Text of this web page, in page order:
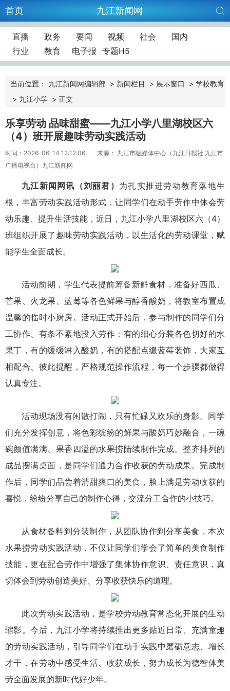
首页 九江新闻网
直播 政务 要闻 视频 社会
国内
行业
教育 电子报 专题H5
当前位置： 九江新闻网编辑部 > 新闻栏目 > 展示窗口 > 学校教育
> 九江小学 > 正文
乐享劳动 品味甜蜜——九江小学八里湖校区六
（4）班开展趣味劳动实践活动
时间：2026-06-14 12:12:06
来源： 九江市融媒体中心（九江日报社 九江市
广播电视台）九江新闻网
九江新闻网讯（刘丽君） 为扎实推进劳动教育落地生
根，丰富劳动实践活动形式，让同学们在动手劳作中体会劳
动乐趣、提升生活技能，近日，九江小学八里湖校区六（4）
班组织开展了趣味劳动实践活动，以生活化的劳动课堂，赋
能学生全面成长。
活动前期，学生代表提前筹备新鲜食材，准备好西瓜、
芒果、火龙果、蓝莓等各色鲜果与醇香酸奶，将教室布置成
温馨的临时小厨房。活动正式开始后，参与制作的同学们分
工协作、有条不紊地投入劳作：有的细心分装各色切好的水
果丁，有的缓缓淋入酸奶，有的搭配点缀蓝莓装饰，大家互
相配合、彼此提醒，严格规范操作流程，每一个步骤都做得
认真专注。
活动现场没有闲散打闹，只有忙碌又欢乐的身影。同学
们充分发挥创意，将色彩缤纷的鲜果与酸奶巧妙融合，一碗
碗颜值满满、果香四溢的水果捞陆续制作完成。整齐排列的
成品摆满桌面，是同学们通力合作收获的劳动成果。完成制
作后，同学们品尝着清甜爽口的美食，脸上满是劳动收获的
喜悦，纷纷分享自己的制作心得，交流分工合作的小技巧。
从食材备料到分装制作，从团队协作到分享美食，本次
水果捞劳动实践活动，不仅让同学们学会了简单的美食制作
技能，更在配合劳作中增强了集体协作意识、责任意识，真
切体会到劳动创造美好、分享收获快乐的道理。
此次劳动实践活动，是学校劳动教育常态化开展的生动
缩影。今后，九江小学将持续推出更多贴近日常、充满童趣
的劳动实践活动，引导同学们在动手实践中磨砺意志、增长
才干，在劳动中感受生活、收获成长，努力成长为德智体美
劳全面发展的新时代好少年。